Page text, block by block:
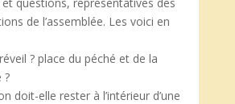
de l’assemblée. Les voici en
? place du péché et de la
?
doit-elle rester à l’intérieur d’une